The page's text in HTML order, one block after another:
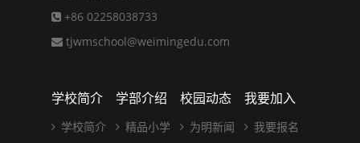
+86 02258038733
tjwmschool@weimingedu.com
学校简介
学校简介
学部介绍
精品小学
校园动态
为明新闻
我要加入
我要报名